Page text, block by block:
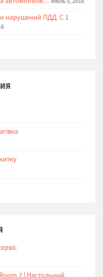
нарушений ПДД. С 1
2 | Настольный